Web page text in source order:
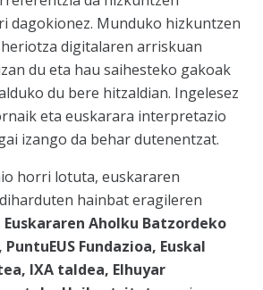
dagokionez. Munduko hizkuntzen
digitalaren arriskuan
du eta hau saihesteko gakoak
du bere hitzaldian. Ingelesez
eta euskarara interpretazio
izango da behar dutenentzat.
horri lotuta, euskararen
hainbat eragileren
Euskararen Aholku Batzordeko
Fundazioa, Euskal
IXA taldea, Elhuyar